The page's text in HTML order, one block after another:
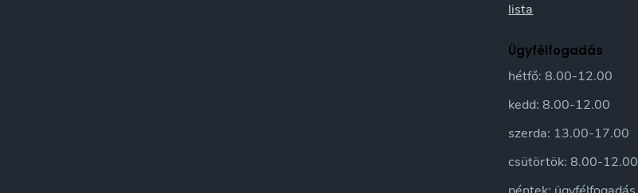
lista
Ügyfélfogadás
hétfő: 8.00-12.00
kedd: 8.00-12.00
szerda: 13.00-17.00
csütörtök: 8.00-12.00